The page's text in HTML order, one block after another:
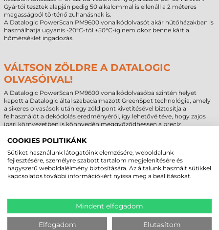
Gyártói tesztek alapján pedig 50 alkalommal is ellenáll a 2 méteres
magasságból történő zuhanásnak is.
A Datalogic PowerScan PM9600 vonalkódolvasót akár hűtőházakban is
használhatja ugyanis -20°C-tól +50°C-ig nem okoz benne kárt a
hőmérséklet ingadozás.
VÁLTSON ZÖLDRE A DATALOGIC
OLVASÓIVAL!
A Datalogic PowerScan PM9600 vonalkódolvasóba szintén helyet
kapott a Datalogic által szabadalmazott GreenSpot technológia, amely
a sikeres olvasások után egy zöld pont kivetítésével biztosítja a
felhasználót a dekódolás eredményéről, így lehetővé téve, hogy zajos
ipari környezetben is könnyedén meggyőződhessen a precíz
MEGBÍZHAT BENNÜNK! ISMERJE MEG
VÁSÁRLÓINK VÉLEMÉNYÉT
KÖVESSE BE YOUTUBE CSATORNÁNKAT!
COOKIES POLITIKÁNK
Sütiket használunk látogatóink elemzésére, weboldalunk
fejlesztésére, személyre szabott tartalom megjelenítésére és
nagyszerű weboldalélmény biztosítására. Az általunk használt sütikkel
kapcsolatos további információkért nyissa meg a beállításokat.
Mindent elfogadom
Elfogadom Elutasítom